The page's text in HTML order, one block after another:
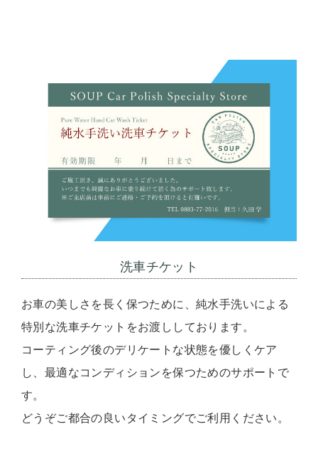
洗車チケット
お車の美しさを長く保つために、純水手洗いによる
特別な洗車チケットをお渡ししております。
コーティング後のデリケートな状態を優しくケア
し、最適なコンディションを保つためのサポートで
す。
どうぞご都合の良いタイミングでご利用ください。